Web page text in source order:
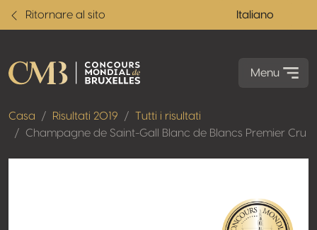
Ritornare al sito Italiano
Menu
Casa Risultati 2019
Tutti i risultati
Champagne de Saint-Gall Blanc de Blancs Premier Cru